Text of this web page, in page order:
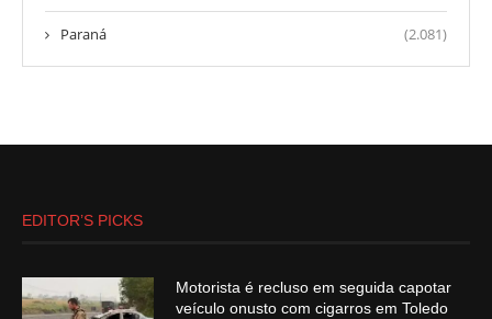
Paraná (2.081)
EDITOR’S PICKS
Motorista é recluso em seguida capotar
veículo onusto com cigarros em Toledo